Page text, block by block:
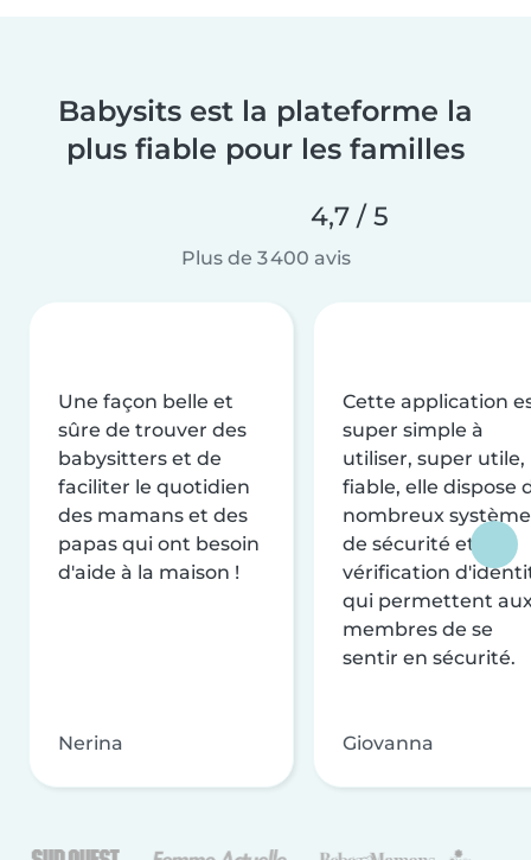
Babysits est la plateforme la
plus fiable pour les familles
4,7 / 5
Plus de 3 400 avis
Une façon belle et
sûre de trouver des
babysitters et de
faciliter le quotidien
des mamans et des
papas qui ont besoin
d'aide à la maison !
Nerina
Cette application
super simple à
utiliser, super utile,
fiable, elle dispose
nombreux
de sécurité et de
vérification
qui permettent
membres de se
sentir en sécurité.
Giovanna